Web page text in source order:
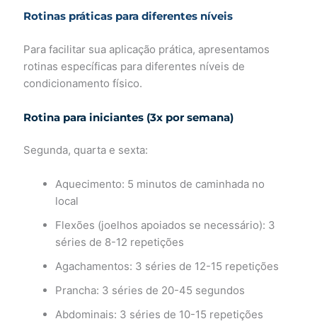
Rotinas práticas para diferentes níveis
Para facilitar sua aplicação prática, apresentamos
rotinas específicas para diferentes níveis de
condicionamento físico.
Rotina para iniciantes (3x por semana)
Segunda, quarta e sexta:
Aquecimento: 5 minutos de caminhada no
local
Flexões (joelhos apoiados se necessário): 3
séries de 8-12 repetições
Agachamentos: 3 séries de 12-15 repetições
Prancha: 3 séries de 20-45 segundos
Abdominais: 3 séries de 10-15 repetições